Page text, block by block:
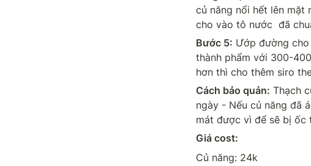
củ năng nổi hết lên mặt
cho vào tô nước  đã
Bước 5: Ướp đường
thành phẩm với 300-
hơn thì cho thêm siro
Cách bảo quản: Thạch
ngày - Nếu củ năng đã
mát được vì để sẽ bị ốc
Giá cost:
Củ năng: 24k